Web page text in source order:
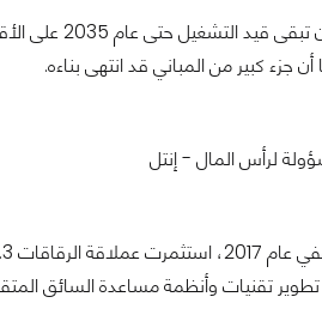
وكان من المتوقع افتتاح محطة
جزء كبير من المباني قد انتهى بناءه.
لرأس المال - إنتل